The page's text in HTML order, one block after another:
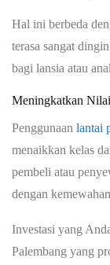
Hal ini berbeda
terasa sangat
bagi lansia atau
Meningkatkan
Penggunaan lantai
menaikkan kelas
pembeli atau
dengan
Investasi yang
Palembang yang